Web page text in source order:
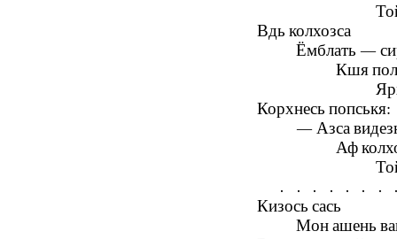
Вдь колхозса
Ёмблать —
Кшя
Корхнесь попськя:
— Азса
Аф
Кизось сась
Мон ашень